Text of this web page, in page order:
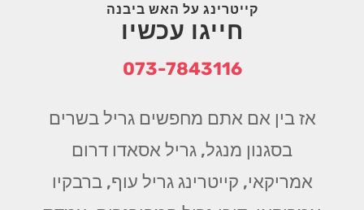
קייטרינג על האש ביבנה
חייגו עכשיו
073-7843116
אז בין אם אתם מחפשים גריל בשרים
בסגנון מנגל, גריל אסאדו דרום
אמריקאי, קייטרינג גריל עוף, ברבקיו